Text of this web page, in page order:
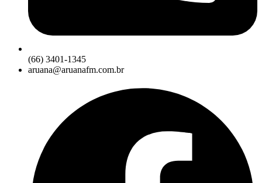
(66) 3401-1345
aruana@aruanafm.com.br